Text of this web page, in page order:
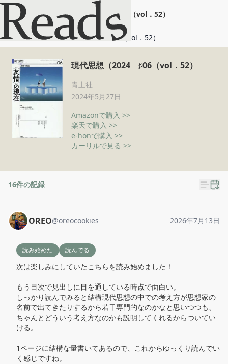
現代思想（2024 ♯06（vol．52）
ホーム 現代思想（2024 ♯06（vol．52）
現代思想（2024 ♯06（vol．52）
青土社
2024年5月27日
Amazonで購入 >>
楽天で購入 >>
e-honで購入 >>
カーリルで見る >>
16件の記録
OREO@oreocookies 2026年7月13日
読み始めた 読んでる
次は楽しみにしていたこちらを読み始めました！
もう目次で見出しに目を通している時点で面白い。
しっかり読んでみると結構現代思想の中での考え方が思想家の
名前で出てきたりするから若干専門的なのかなと思いつつも、
ちゃんとどういう考え方なのかも説明してくれるからついてい
ける。
1ページに結構な量書いてあるので、これからゆっくり読んでい
く感じですね。